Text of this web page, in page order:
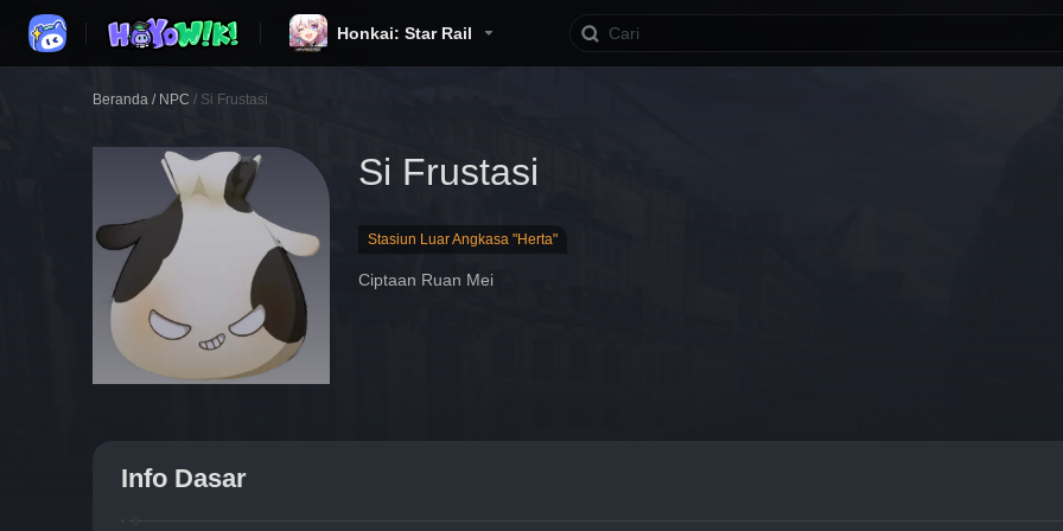
Honkai: Star Rail
Beranda / NPC / Si Frustasi
Si Frustasi
Stasiun Luar Angkasa "Herta"
Ciptaan Ruan Mei
Info Dasar